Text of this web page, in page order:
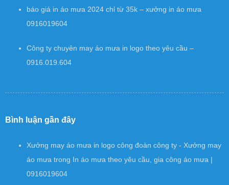
báo giá in áo mưa 2024 chỉ từ 35k – xưởng in áo mưa
0916019604
Công ty chuyên may áo mưa in logo theo yêu cầu –
0916.019.604
Bình luận gần đây
Xưởng may áo mưa in logo công đoàn công ty - Xưởng may
áo mưa trong In áo mưa theo yêu cầu, gia công áo mưa |
0916019604